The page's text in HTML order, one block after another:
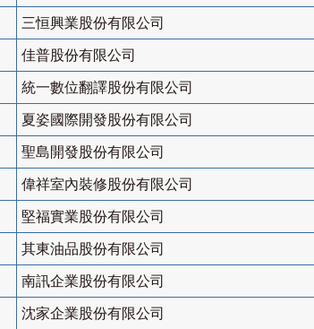
三恒興業股份有限公司
佳普股份有限公司
統一數位翻譯股份有限公司
夏姿國際開發股份有限公司
聖島開發股份有限公司
偉祥室內裝修股份有限公司
堅福實業股份有限公司
其東油品股份有限公司
南訊企業股份有限公司
沈家企業股份有限公司